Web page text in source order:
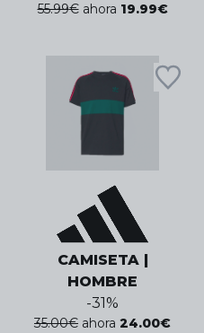
55.99€ ahora 19.99€
CAMISETA |
HOMBRE
-31%
35.00€ ahora 24.00€